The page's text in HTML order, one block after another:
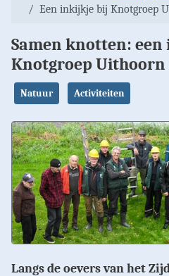
Een inkijkje bij Knotgroep
Samen knotten:
Knotgroep Uithoorn
Natuur Activiteiten
Langs de oevers van het